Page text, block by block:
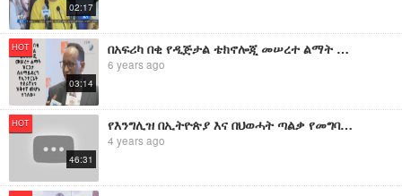
02:17
HOT
03:14
በአፍሪካ በቂ የዲጅታል ቴክኖሎጂ መሠረተ ልማት ዝርጋታ ስለማይደረግ የኢንተርኔት ተደራሽነቱ ዝቅተኛ መሆኑ ተገለፀ፡፡ | EBC
6 years ago
HOT
46:31
የእንግሊዝ በኢትዮጵያ እና በህወሓት ጣልቃ የመግባት ዕቅድ | የኢትዮጵያ ጠላቶች መቀበል ያቃታቸው ሃቅ | ማዕቀቡ የሚያስቀጣቸው የአሜሪካ ባለስልጣናት
4 years ago